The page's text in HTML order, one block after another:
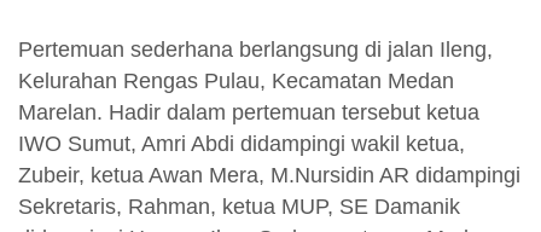
Pertemuan sederhana berlangsung di jalan Ileng,
Kelurahan Rengas Pulau, Kecamatan Medan
Marelan. Hadir dalam pertemuan tersebut ketua
IWO Sumut, Amri Abdi didampingi wakil ketua,
Zubeir, ketua Awan Mera, M.Nursidin AR didampingi
Sekretaris, Rahman, ketua MUP, SE Damanik